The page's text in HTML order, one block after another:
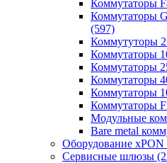
Коммутаторы
Коммутаторы
(597)
Коммутуторы
Коммутаторы
Коммутаторы
Коммутаторы
Коммутаторы
Коммутаторы
Модульные
Bare metal
Оборудование xPON
Сервисные шлюзы